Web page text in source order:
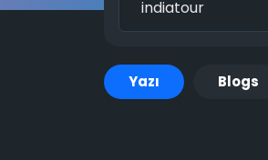
Yazı Blogs